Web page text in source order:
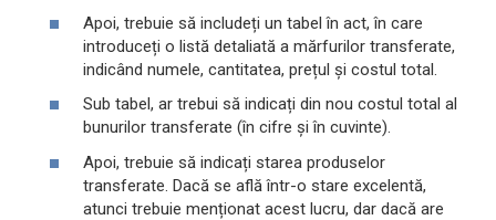
Apoi, trebuie să includeți un tabel în act, în care
introduceți o listă detaliată a mărfurilor transferate,
indicând numele, cantitatea, prețul și costul total.
Sub tabel, ar trebui să indicați din nou costul total al
bunurilor transferate (în cifre și în cuvinte).
Apoi, trebuie să indicați starea produselor
transferate. Dacă se află într-o stare excelentă,
atunci trebuie menționat acest lucru, dar dacă are